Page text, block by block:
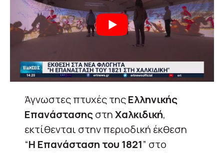
Άγνωστες πτυχές τηςΕλληνικής
ΕπανάστασηςστηΧαλκιδική,
εκτίθενται στην περιοδική έκθεση
“Η Επανάσταση του 1821” στο